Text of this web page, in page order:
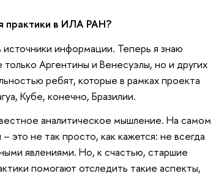
практики в ИЛА РАН?
информации. Теперь я знаю
Аргентины и Венесуэлы, но и других
ребят, которые в рамках проекта
Кубе, конечно, Бразилии.
аналитическое мышление. На самом
не так просто, как кажется: не всегда
явлениями. Но, к счастью, старшие
помогают отследить такие аспекты,